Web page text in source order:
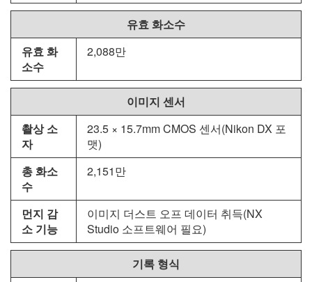
유효 화소수
유효 화
소수
2,088만
이미지 센서
촬상 소
자
23.5 × 15.7mm CMOS 센서(Nikon DX 포
맷)
총 화소
수
2,151만
먼지 감
소 기능
이미지 더스트 오프 데이터 취득(NX
Studio 소프트웨어 필요)
기록 형식